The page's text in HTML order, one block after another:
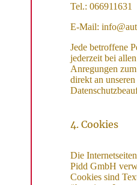
Tel.: 066911631
E-Mail:
Jede betroffene
jederzeit bei
Anregungen
direkt an unseren
4. Cookies
Die
Pidd GmbH
Cookies sind